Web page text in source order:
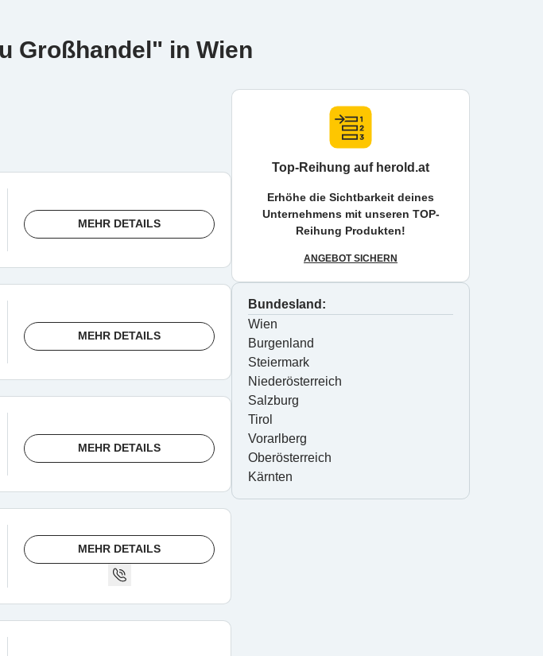
Großhandel" in Wien
MEHR DETAILS
MEHR DETAILS
MEHR DETAILS
MEHR DETAILS
Top-Reihung auf herold.at
Erhöhe die Sichtbarkeit deines
Unternehmens mit unseren TOP-
Reihung Produkten!
ANGEBOT SICHERN
Bundesland:
Wien
Burgenland
Steiermark
Niederösterreich
Salzburg
Tirol
Vorarlberg
Oberösterreich
Kärnten